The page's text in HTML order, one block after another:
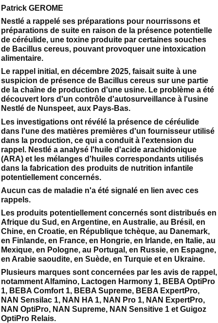
Patrick GEROME
Nestlé a rappelé ses préparations pour nourrissons et
préparations de suite en raison de la présence potentielle
de céréulide, une toxine produite par certaines souches
de Bacillus cereus, pouvant provoquer une intoxication
alimentaire.
Le rappel initial, en décembre 2025, faisait suite à une
suspicion de présence de Bacillus cereus sur une partie
de la chaîne de production d'une usine. Le problème a été
découvert lors d'un contrôle d'autosurveillance à l'usine
Nestlé de Nunspeet, aux Pays-Bas.
Les investigations ont révélé la présence de céréulide
dans l'une des matières premières d'un fournisseur utilisé
dans la production, ce qui a conduit à l'extension du
rappel. Nestlé a analysé l'huile d'acide arachidonique
(ARA) et les mélanges d'huiles correspondants utilisés
dans la fabrication des produits de nutrition infantile
potentiellement concernés.
Aucun cas de maladie n'a été signalé en lien avec ces
rappels.
Les produits potentiellement concernés sont distribués en
Afrique du Sud, en Argentine, en Australie, au Brésil, en
Chine, en Croatie, en République tchèque, au Danemark,
en Finlande, en France, en Hongrie, en Irlande, en Italie, au
Mexique, en Pologne, au Portugal, en Russie, en Espagne,
en Arabie saoudite, en Suède, en Turquie et en Ukraine.
Plusieurs marques sont concernées par les avis de rappel,
notamment Alfamino, Lactogen Harmony 1, BEBA OptiPro
1, BEBA Comfort 1, BEBA Supreme, BEBA ExpertPro,
NAN Sensilac 1, NAN HA 1, NAN Pro 1, NAN ExpertPro,
NAN OptiPro, NAN Supreme, NAN Sensitive 1 et Guigoz
OptiPro Relais.